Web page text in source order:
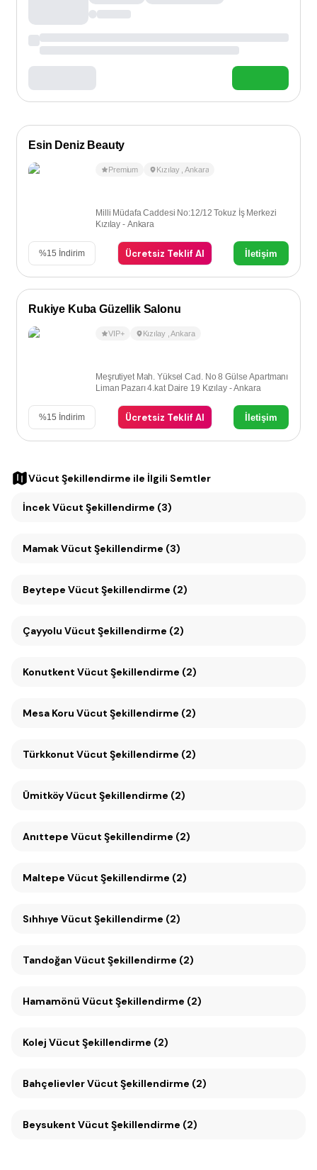
Esin Deniz Beauty
Premium Kızılay ,Ankara
Milli Müdafa Caddesi No:12/12 Tokuz İş Merkezi
Kızılay - Ankara
%15 İndirim Ücretsiz Teklif Al İletişim
Rukiye Kuba Güzellik Salonu
VIP+ Kızılay ,Ankara
Meşrutiyet Mah. Yüksel Cad. No 8 Gülse Apartmanı
Liman Pazarı 4.kat Daire 19 Kızılay - Ankara
%15 İndirim Ücretsiz Teklif Al İletişim
Vücut Şekillendirme ile İlgili Semtler
İncek Vücut Şekillendirme (3)
Mamak Vücut Şekillendirme (3)
Beytepe Vücut Şekillendirme (2)
Çayyolu Vücut Şekillendirme (2)
Konutkent Vücut Şekillendirme (2)
Mesa Koru Vücut Şekillendirme (2)
Türkkonut Vücut Şekillendirme (2)
Ümitköy Vücut Şekillendirme (2)
Anıttepe Vücut Şekillendirme (2)
Maltepe Vücut Şekillendirme (2)
Sıhhıye Vücut Şekillendirme (2)
Tandoğan Vücut Şekillendirme (2)
Hamamönü Vücut Şekillendirme (2)
Kolej Vücut Şekillendirme (2)
Bahçelievler Vücut Şekillendirme (2)
Beysukent Vücut Şekillendirme (2)